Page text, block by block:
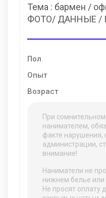
Тема : бармен /
ФОТО/ ДАННЫЕ /
Пол
Опыт
Возраст
При
нанимателем,
факте нарушения,
администрации,
внимание!
Наниматели не
нижнем белье или
Не просят оплату